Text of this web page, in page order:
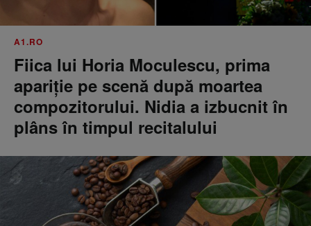
A1.RO
Fiica lui Horia Moculescu, prima
apariție pe scenă după moartea
compozitorului. Nidia a izbucnit în
plâns în timpul recitalului